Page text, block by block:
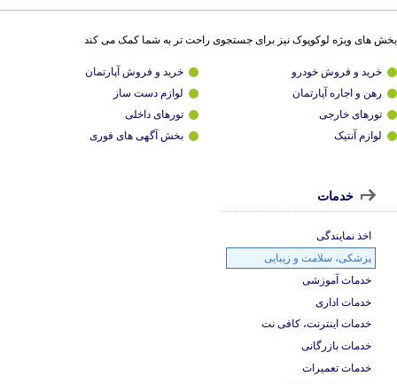
های ویژه لوکوپوک نیز برای جستجوی راحت تر به شما کمک می کند
خرید و فروش خودرو
خرید و فروش آپارتمان
رهن و اجاره آپارتمان
لوازم دست ساز
تورهای خارجی
تورهای داخلی
لوازم آنتیک
بخش آگهی های فوری
خدمات
اخذ نمایندگی
پزشکی، سلامت و زیبایی
خدمات آموزشی
خدمات اداری
خدمات اینترنت، کافی نت
خدمات بازرگانی
خدمات تعمیرات